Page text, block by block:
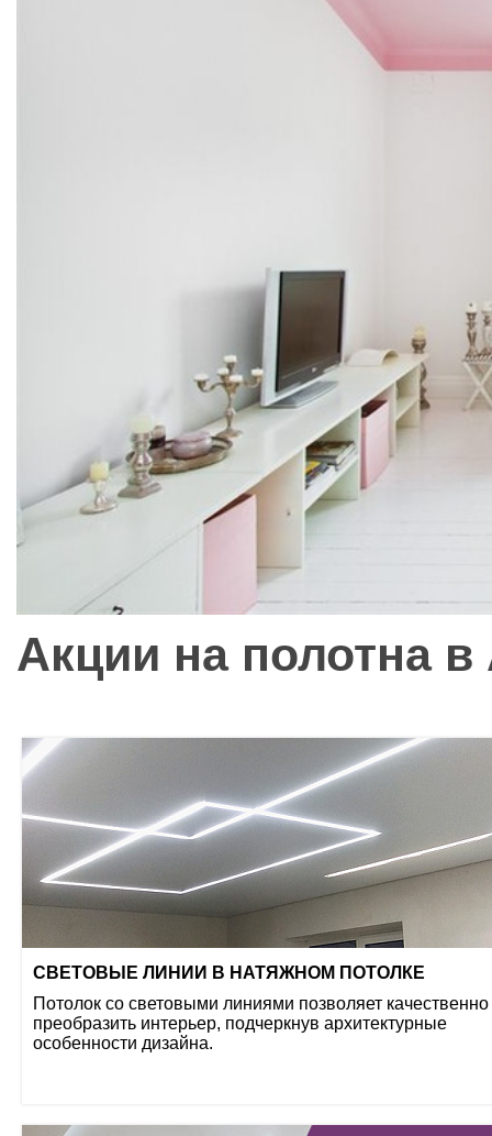
Акции на полотна в
СВЕТОВЫЕ ЛИНИИ В НАТЯЖНОМ ПОТОЛКЕ
Потолок со световыми линиями позволяет качественно
преобразить интерьер, подчеркнув архитектурные
особенности дизайна.